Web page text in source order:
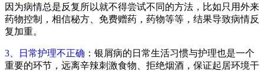
因为病情总是反复所以就不得尝试不同的方法，比如只用外来
药物控制，相信秘方、免费赠药，药物等等，结果导致病情反
复加重。
3、日常护理不正确 ：银屑病的日常生活习惯与护理也是一个
重要的环节，远离辛辣刺激食物、拒绝烟酒，保证起居环境干